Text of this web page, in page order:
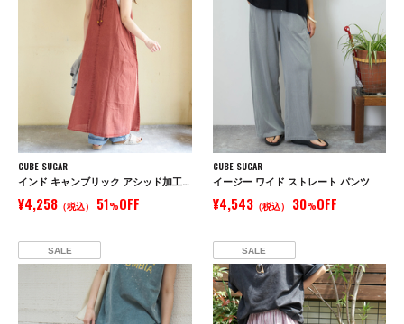
CUBE SUGAR
インド キャンブリック アシッド加工 キャミワンピース
¥4,258 （税込） 51%OFF
CUBE SUGAR
イージー ワイド ストレート パンツ
¥4,543（税込） 30%OFF
SALE SALE